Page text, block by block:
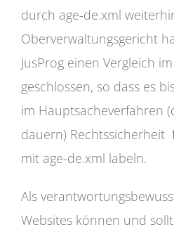
durch age-de.xml
Oberverwaltungsgericht
JusProg einen Vergleich
geschlossen, so dass es
im Hauptsacheverfahren
dauern) Rechtssicherheit
mit age-de.xml labeln.
Als
Websites können und